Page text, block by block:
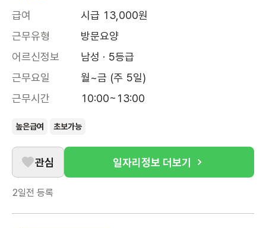
급여
시급 13,000원
근무유형
방문요양
어르신정보
남성 · 5등급
근무요일
월~금 (주 5일)
근무시간
10:00~13:00
높은급여 초보가능
관심 일자리정보 더보기
2일전 등록